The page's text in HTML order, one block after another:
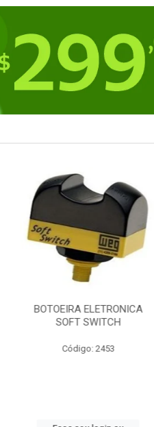
BOTOEIRA ELETRONICA
SOFT SWITCH
Código: 2453